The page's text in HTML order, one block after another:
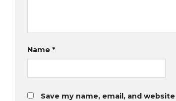
Name *
Save my name, email, and